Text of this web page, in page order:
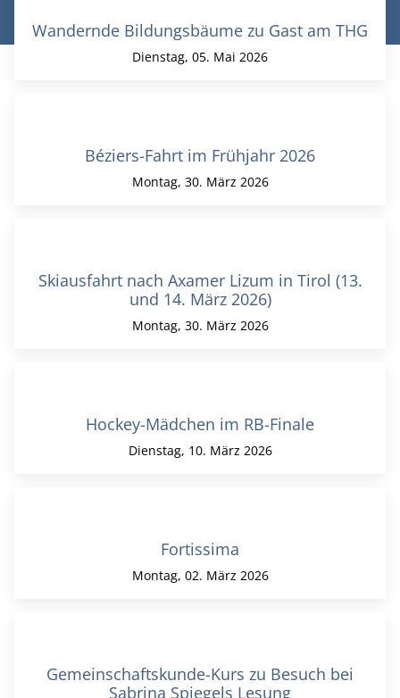
Wandernde Bildungsbäume zu Gast am THG
Dienstag, 05. Mai 2026
Béziers-Fahrt im Frühjahr 2026
Montag, 30. März 2026
Skiausfahrt nach Axamer Lizum in Tirol (13.
und 14. März 2026)
Montag, 30. März 2026
Hockey-Mädchen im RB-Finale
Dienstag, 10. März 2026
Fortissima
Montag, 02. März 2026
Gemeinschaftskunde-Kurs zu Besuch bei
Sabrina Spiegels Lesung